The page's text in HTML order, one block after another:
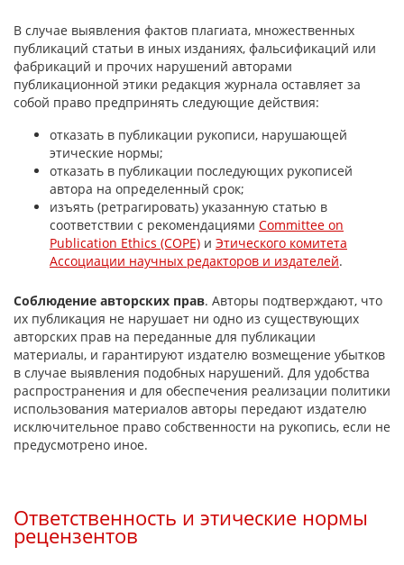
В случае выявления фактов плагиата, множественных
публикаций статьи в иных изданиях, фальсификаций или
фабрикаций и прочих нарушений авторами
публикационной этики редакция журнала оставляет за
собой право предпринять следующие действия:
отказать в публикации рукописи, нарушающей
этические нормы;
отказать в публикации последующих рукописей
автора на определенный срок;
изъять (ретрагировать) указанную статью в
соответствии с рекомендациями Committee on
Publication Ethics (COPE) и Этического комитета
Ассоциации научных редакторов и издателей.
Соблюдение авторских прав. Авторы подтверждают, что
их публикация не нарушает ни одно из существующих
авторских прав на переданные для публикации
материалы, и гарантируют издателю возмещение убытков
в случае выявления подобных нарушений. Для удобства
распространения и для обеспечения реализации политики
использования материалов авторы передают издателю
исключительное право собственности на рукопись, если не
предусмотрено иное.
Ответственность и этические нормы
рецензентов